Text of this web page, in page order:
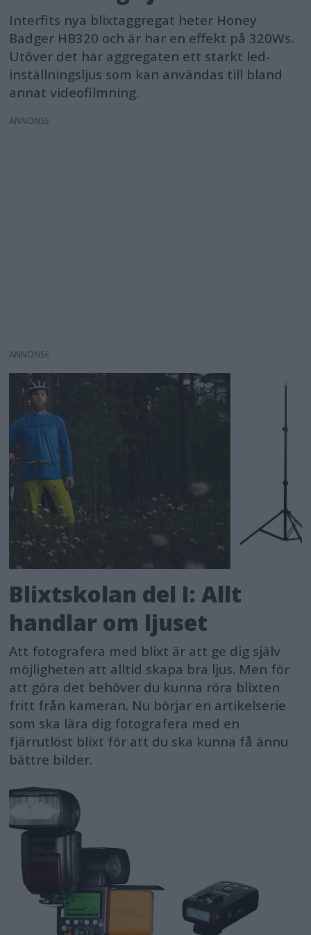
Interfits nya blixtaggregat heter Honey
Badger HB320 och är har en effekt på 320Ws.
Utöver det har aggregaten ett starkt led-
inställningsljus som kan användas till bland
annat videofilmning.
ANNONS
ANNONS
Blixtskolan del I: Allt
handlar om ljuset
Att fotografera med blixt är att ge dig själv
möjligheten att alltid skapa bra ljus. Men för
att göra det behöver du kunna röra blixten
fritt från kameran. Nu börjar en artikelserie
som ska lära dig fotografera med en
fjärrutlöst blixt för att du ska kunna få ännu
bättre bilder.